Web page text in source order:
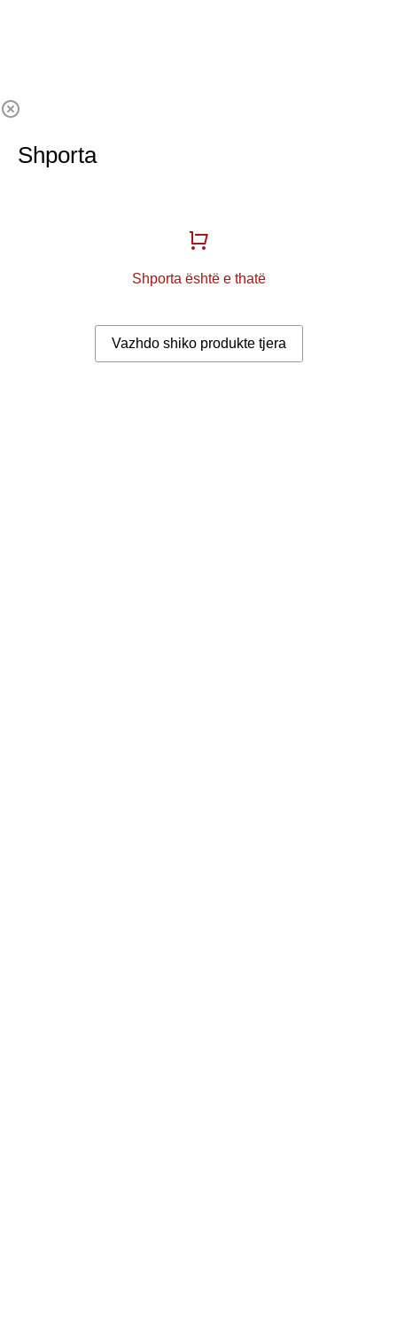
Shporta
Shporta është e thatë
Vazhdo shiko produkte tjera